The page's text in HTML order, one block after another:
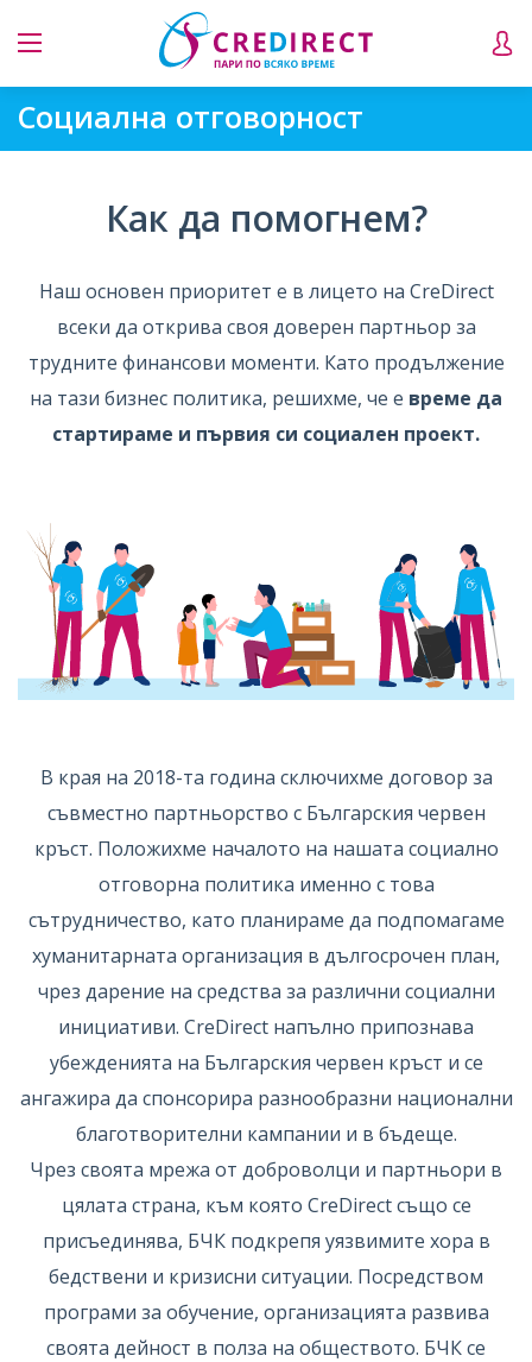
Социална отговорност
Как да помогнем?
Наш основен приоритет е в лицето на CreDirect
всеки да открива своя доверен партньор за
трудните финансови моменти. Като продължение
на тази бизнес политика, решихме, че е време да
стартираме и първия си социален проект.
В края на 2018-та година сключихме договор за
съвместно партньорство с Българския червен
кръст. Положихме началото на нашата социално
отговорна политика именно с това
сътрудничество, като планираме да подпомагаме
хуманитарната организация в дългосрочен план,
чрез дарение на средства за различни социални
инициативи. CreDirect напълно припознава
убежденията на Българския червен кръст и се
ангажира да спонсорира разнообразни национални
благотворителни кампании и в бъдеще.
Чрез своята мрежа от доброволци и партньори в
цялата страна, към която CreDirect също се
присъединява, БЧК подкрепя уязвимите хора в
бедствени и кризисни ситуации. Посредством
програми за обучение, организацията развива
своята дейност в полза на обществото. БЧК се